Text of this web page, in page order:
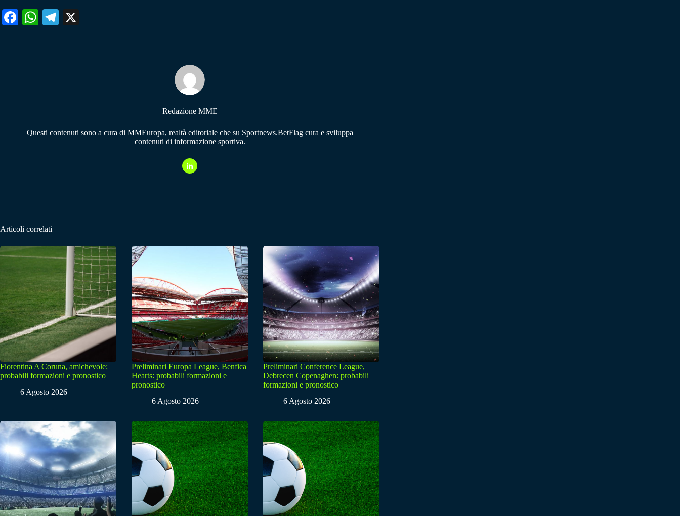
Fa W
pp
Te
m
Redazione MME
Questi contenuti sono a cura di MMEuropa, realtà editoriale che su Sportnews.BetFlag cura e sviluppa
contenuti di informazione sportiva.
Articoli correlati
Fiorentina A Coruna, amichevole:
probabili formazioni e pronostico
6 Agosto 2026
Preliminari Europa League, Benfica
Hearts: probabili formazioni e
pronostico
6 Agosto 2026
Preliminari Conference League,
Debrecen Copenaghen: probabili
formazioni e pronostico
6 Agosto 2026